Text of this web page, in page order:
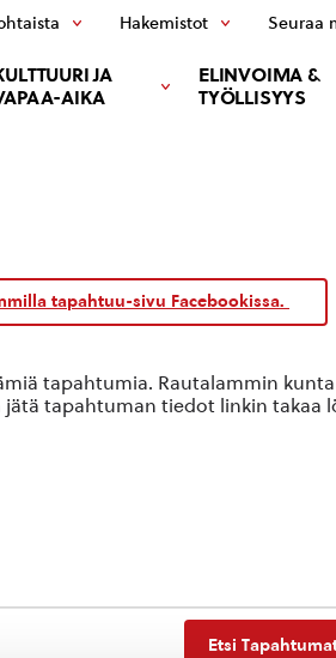
JA
AIKA
ELINVOIMA &
TYÖLLISYYS
Hakemistot Seuraa
tapahtuu-sivu Facebookissa.
Etsi
tapahtumia. Rautalammin
tapahtuman tiedot linkin takaa